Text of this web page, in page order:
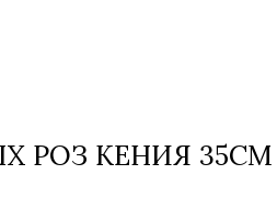
РОЗ КЕНИЯ 35СМ